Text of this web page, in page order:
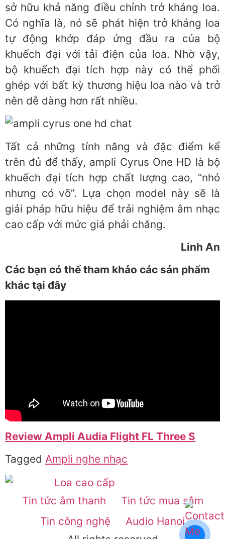
sở hữu khả năng điều chỉnh trở kháng loa.
Có nghĩa là, nó sẽ phát hiện trở kháng loa
tự động khớp đáp ứng đầu ra của bộ
khuếch đại với tải điện của loa. Nhờ vậy,
bộ khuếch đại tích hợp này có thể phối
ghép với bất kỳ thương hiệu loa nào và trở
nên dễ dàng hơn rất nhiều.
Tất cả những tính năng và đặc điểm kể
trên đủ để thấy, ampli Cyrus One HD là bộ
khuếch đại tích hợp chất lượng cao, “nhỏ
nhưng có võ”. Lựa chọn model này sẽ là
giải pháp hữu hiệu để trải nghiệm âm nhạc
cao cấp với mức giá phải chăng.
Linh An
Các bạn có thể tham khảo các sản phẩm
khác tại đây
Review Ampli Audia Flight FL Three S
Tagged Ampli nghe nhạc
Tin tức âm thanh
Tin tức mua sắm
Tin công nghệ
Audio Hanoi